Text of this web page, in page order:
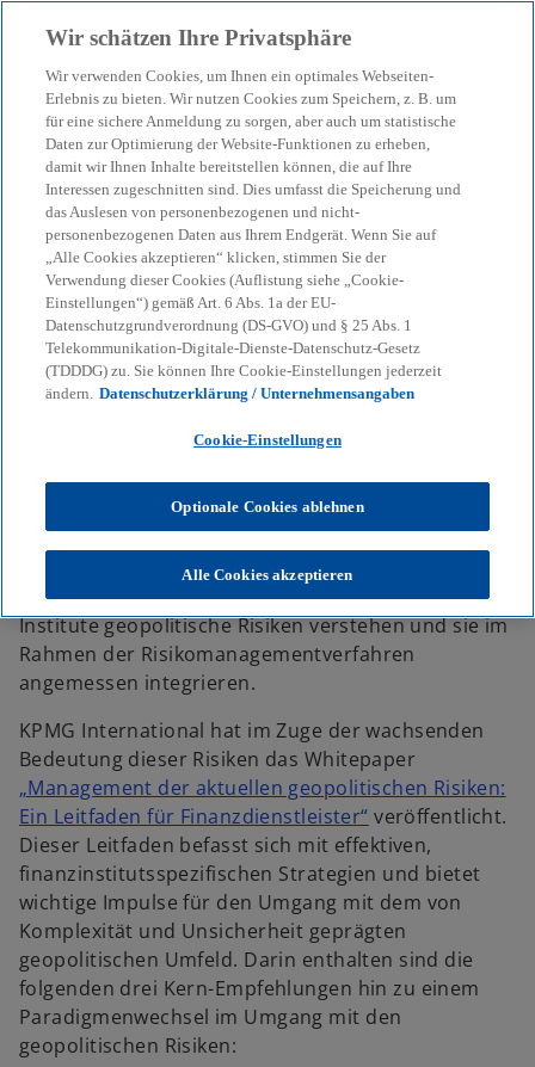
menu search
Managing todays
geopolitical risks
A Financial Services Guide
KPMG Themen
Geopolitics & Defence
Managing todays geopolitical risks
von eskalierenden geopolitischen Spannungen bis
hin zu schwankenden wirtschaftlichen
Rahmenbedingungen - sind Finanzinstitute mit
einer Vielzahl von Risiken konfrontiert, die eine
bewusste Auseinandersetzung erfordern. Um eine
langfristige Resilienz zu gewährleisten, müssen
Institute geopolitische Risiken verstehen und sie im
Rahmen der Risikomanagementverfahren
angemessen integrieren.
KPMG International hat im Zuge der wachsenden
Bedeutung dieser Risiken das Whitepaper
„Management der aktuellen geopolitischen Risiken:
Ein Leitfaden für Finanzdienstleister“w
i
r
d
i
n
e
i
veröffentlicht.
Dieser Leitfaden befasst sich mit effektiven,
finanzinstitutsspezifischen Strategien und bietet
wichtige Impulse für den Umgang mit dem von
Komplexität und Unsicherheit geprägten
geopolitischen Umfeld. Darin enthalten sind die
folgenden drei Kern-Empfehlungen hin zu einem
Paradigmenwechsel im Umgang mit den
geopolitischen Risiken:
Wir schätzen Ihre Privatsphäre
Wir verwenden Cookies, um Ihnen ein optimales Webseiten-
Erlebnis zu bieten. Wir nutzen Cookies zum Speichern, z. B. um
für eine sichere Anmeldung zu sorgen, aber auch um statistische
Daten zur Optimierung der Website-Funktionen zu erheben,
damit wir Ihnen Inhalte bereitstellen können, die auf Ihre
Interessen zugeschnitten sind. Dies umfasst die Speicherung und
das Auslesen von personenbezogenen und nicht-
personenbezogenen Daten aus Ihrem Endgerät. Wenn Sie auf
„Alle Cookies akzeptieren“ klicken, stimmen Sie der
Verwendung dieser Cookies (Auflistung siehe „Cookie-
Einstellungen“) gemäß Art. 6 Abs. 1a der EU-
Datenschutzgrundverordnung (DS-GVO) und § 25 Abs. 1
Telekommunikation-Digitale-Dienste-Datenschutz-Gesetz
(TDDDG) zu. Sie können Ihre Cookie-Einstellungen jederzeit
ändern. Datenschutzerklärung / Unternehmensangaben
Cookie-Einstellungen
Optionale Cookies ablehnen
Alle Cookies akzeptieren